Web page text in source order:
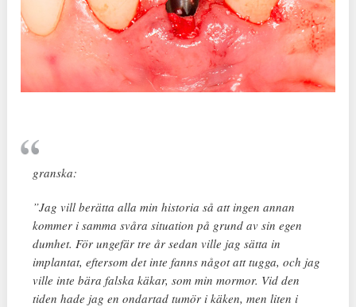
granska:
”Jag vill berätta alla min historia så att ingen annan
kommer i samma svåra situation på grund av sin egen
dumhet. För ungefär tre år sedan ville jag sätta in
implantat, eftersom det inte fanns något att tugga, och jag
ville inte bära falska käkar, som min mormor. Vid den
tiden hade jag en ondartad tumör i käken, men liten i